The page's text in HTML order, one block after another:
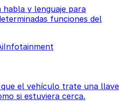
y lenguaje para
funciones del
Infotainment
el vehículo trate una llave
si estuviera cerca.